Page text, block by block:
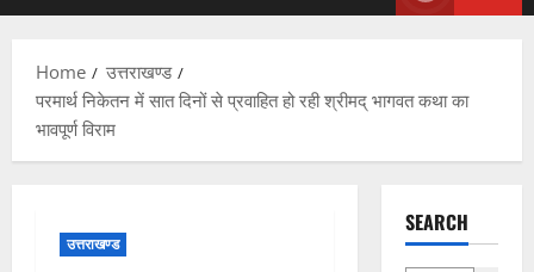
Home
उत्तराखण्ड
परमार्थ निकेतन में सात दिनों से प्रवाहित हो रही श्रीमद् भागवत कथा का
भावपूर्ण विराम
उत्तराखण्ड
SEARCH